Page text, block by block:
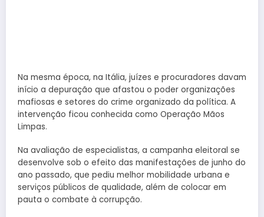
Na mesma época, na Itália, juízes e procuradores davam
início a depuração que afastou o poder organizações
mafiosas e setores do crime organizado da política. A
intervenção ficou conhecida como Operação Mãos
Limpas.
Na avaliação de especialistas, a campanha eleitoral se
desenvolve sob o efeito das manifestações de junho do
ano passado, que pediu melhor mobilidade urbana e
serviços públicos de qualidade, além de colocar em
pauta o combate à corrupção.